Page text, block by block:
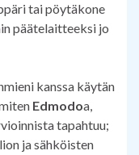
tai pöytäkone
päätelaitteeksi jo
kanssa käytän
Edmodoa,
tapahtuu;
ja sähköisten